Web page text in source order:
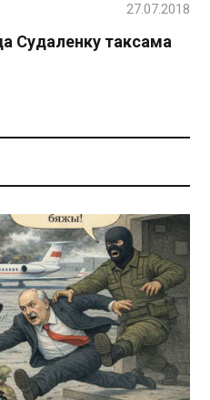
Судаленку таксама
27.07.2018